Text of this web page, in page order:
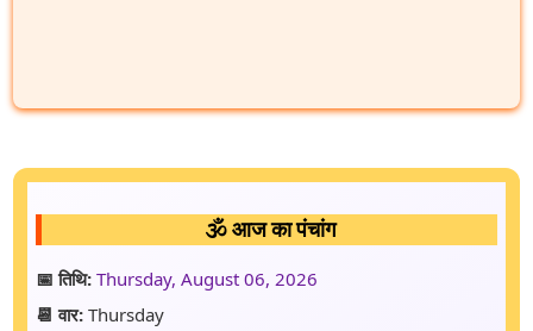
🕉️ आज का पंचांग
📅 तिथि: Thursday, August 06, 2026
📆 वार: Thursday